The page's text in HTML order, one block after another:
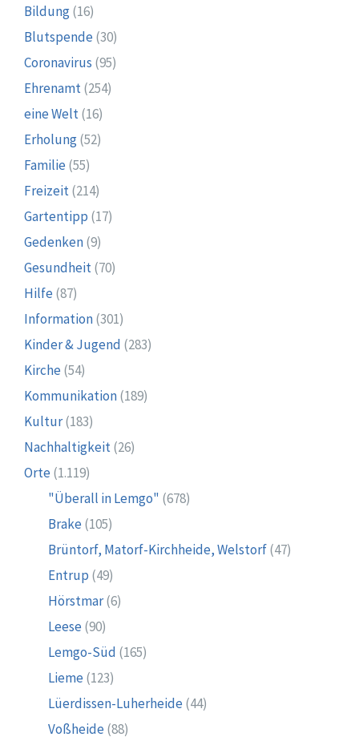
Bildung(16)
Blutspende (30)
Coronavirus (95)
Ehrenamt(254)
eine Welt(16)
Erholung(52)
Familie (55)
Freizeit(214)
Gartentipp (17)
Gedenken(9)
Gesundheit(70)
Hilfe (87)
Information(301)
Kinder & Jugend (283)
Kirche (54)
Kommunikation(189)
Kultur(183)
Nachhaltigkeit(26)
Orte (1.119)
"Überall in Lemgo" (678)
Brake (105)
Brüntorf, Matorf-Kirchheide, Welstorf(47)
Entrup (49)
Hörstmar(6)
Leese (90)
Lemgo-Süd (165)
Lieme (123)
Lüerdissen-Luherheide (44)
Voßheide (88)